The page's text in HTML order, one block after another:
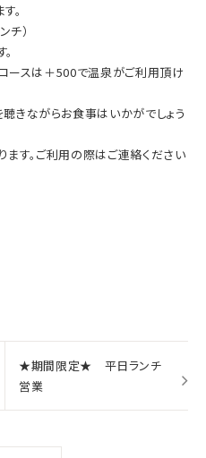
。
）
スは＋500で温泉がご利用頂け
きながらお食事はいかがでしょう
す。ご利用の際はご連絡ください
★期間限定★ 平日ランチ
営業